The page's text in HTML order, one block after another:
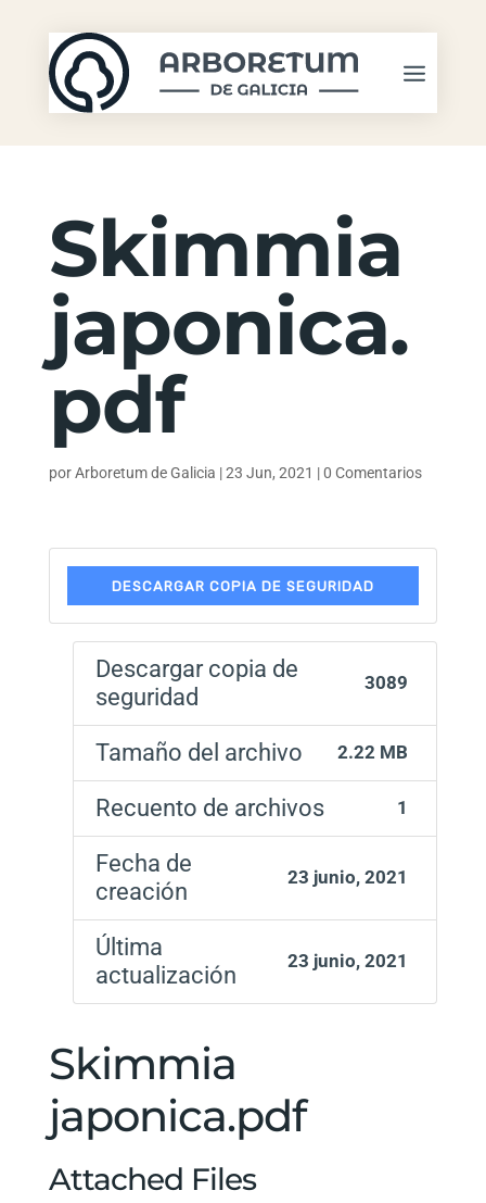
Skimmia
japonica.
pdf
porArboretum de Galicia |23 Jun, 2021 |0 Comentarios
DESCARGAR COPIA DE SEGURIDAD
Descargar copia de
seguridad
3089
Tamaño del archivo 2.22 MB
Recuento de archivos 1
Fecha de
creación
23 junio, 2021
Última
actualización
23 junio, 2021
Skimmia
japonica.pdf
Attached Files